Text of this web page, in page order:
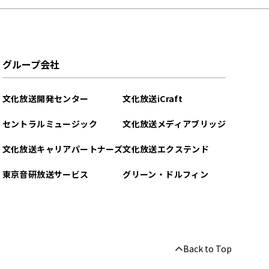
グループ会社
文化放送開発センター
セントラルミュージック
文化放送キャリアパートナーズ
東京音研放送サービス
文化放送iCraft
文化放送メディアブリッジ
文化放送エクステンド
グリーン・ドルフィン
Back to Top